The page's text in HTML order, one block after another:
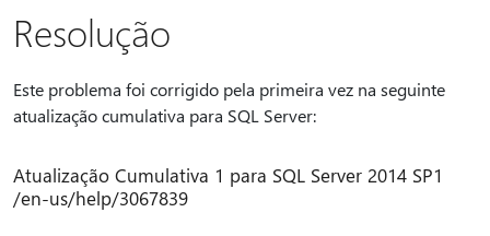
Resolução
Este problema foi corrigido pela primeira vez na seguinte
atualização cumulativa para SQL Server:
Atualização Cumulativa 1 para SQL Server 2014 SP1
/en-us/help/3067839